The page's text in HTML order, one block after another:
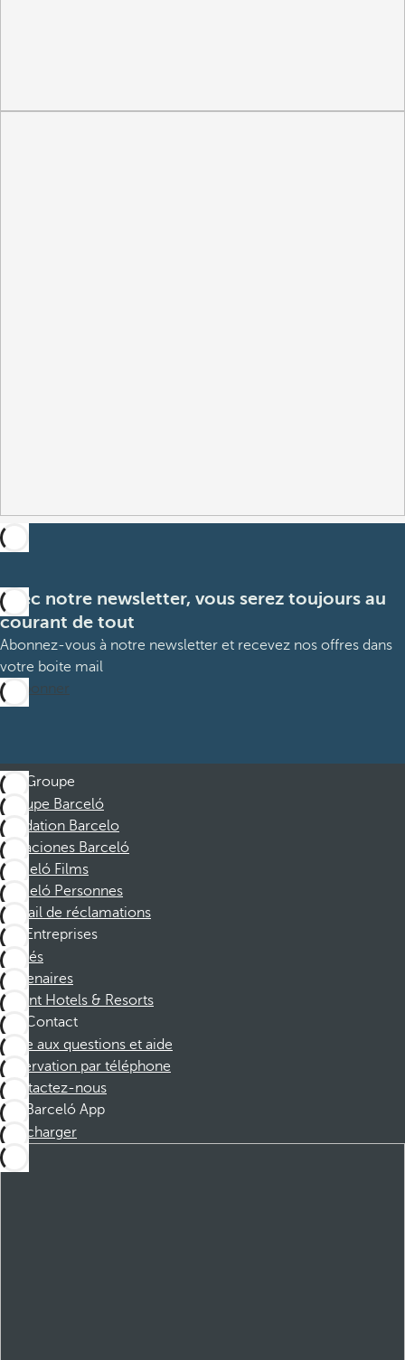
Avec notre newsletter, vous serez toujours au
courant de tout
Abonnez-vous à notre newsletter et recevez nos offres dans
votre boite mail
M’abonner
Groupe
Groupe Barceló
Fondation Barcelo
Vacaciones Barceló
Barceló Films
Barceló Personnes
Portail de réclamations
Entreprises
Affiliés
Partenaires
Dorint Hotels & Resorts
Contact
Foire aux questions et aide
Réservation par téléphone
Contactez-nous
Barceló App
Télécharger